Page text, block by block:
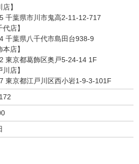
】
千葉県市川市鬼高2-11-12-717
代店】
千葉県八千代市島田台938-9
本店】
東京都葛飾区奥戸5-24-14 1F
川店】
東京都江戸川区西小岩1-9-3-101F